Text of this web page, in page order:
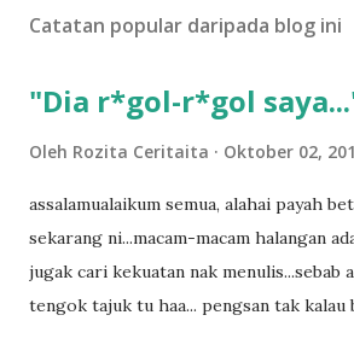
Catatan popular daripada blog ini
"Dia r*gol-r*gol
Oleh Rozita Ceritaita Oktober 02,
assalamualaikum semua, alahai payah
sekarang ni...macam-macam halangan
jugak cari kekuatan nak menulis...sebab
tengok tajuk tu haa... pengsan tak kalau